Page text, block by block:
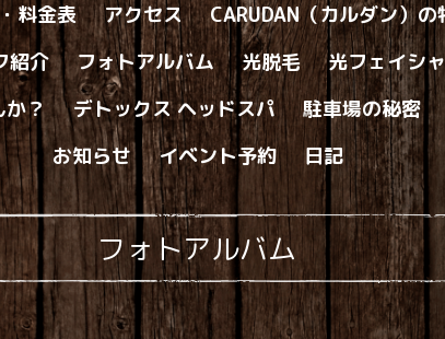
料金表 アクセス CARUDAN（カルダン）の
紹介 フォトアルバム 光脱毛 光フェイシ
か？
デトックス ヘッドスパ 駐車場の秘密
お知らせ
イベント予約 日記
フォトアルバム